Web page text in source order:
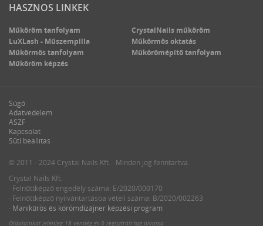
HASZNOS LINKEK
Műköröm tanfolyam
CrystalNails műköröm
LuXLash - Műszempilla
Műkörmös oktatás
Műkörmös tanfolyam
Műkörömépítő tanfolyam
Műköröm képzés
Súgó
Adatvédelem
ÁSZF
Kapcsolat
Süti beállítás
© 2011 - 2024 Crystal Nails Kft. · Minden jog fenntartva.
Crystal Nails Kft.
· Felnőttképző engedély száma: E/2020/000170
· Felnőttképző nyilvántartásba vételi száma: B/2020/002263
· Manikűrös és körömdizájner képzési program
Oldalainkat jelenleg 18 vendég és 0 regisztrált tag olvassa.